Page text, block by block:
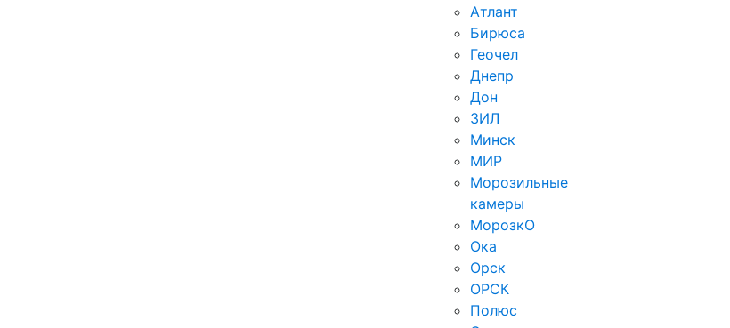
Атлант
Бирюса
Геочел
Днепр
Дон
ЗИЛ
Минск
МИР
Морозильные
камеры
МорозкО
Ока
Орск
ОРСК
Полюс